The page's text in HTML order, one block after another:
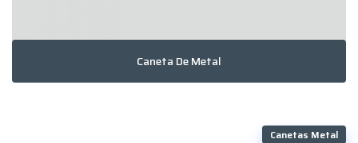
Caneta De Metal
Canetas Metal